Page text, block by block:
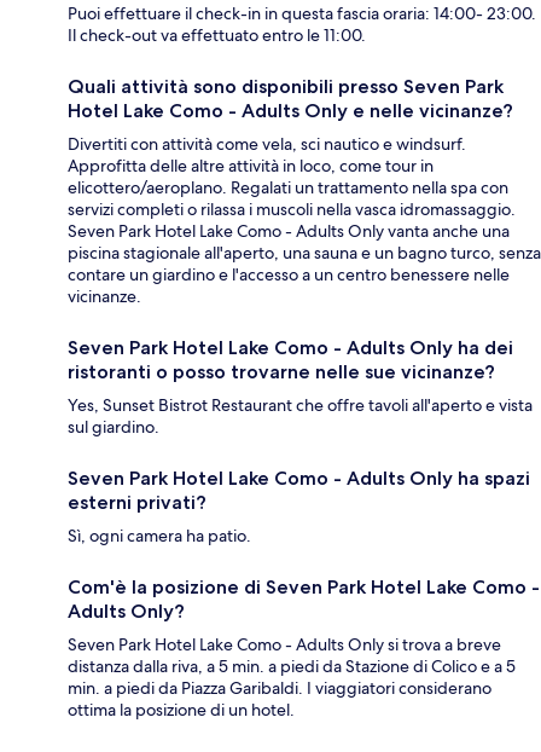
Puoi effettuare il check-in in questa fascia oraria: 14:00- 23:00.
Il check-out va effettuato entro le 11:00.
Quali attività sono disponibili presso Seven Park
Hotel Lake Como - Adults Only e nelle vicinanze?
Divertiti con attività come vela, sci nautico e windsurf.
Approfitta delle altre attività in loco, come tour in
elicottero/aeroplano. Regalati un trattamento nella spa con
servizi completi o rilassa i muscoli nella vasca idromassaggio.
Seven Park Hotel Lake Como - Adults Only vanta anche una
piscina stagionale all'aperto, una sauna e un bagno turco, senza
contare un giardino e l'accesso a un centro benessere nelle
vicinanze.
Seven Park Hotel Lake Como - Adults Only ha dei
ristoranti o posso trovarne nelle sue vicinanze?
Yes, Sunset Bistrot Restaurant che offre tavoli all'aperto e vista
sul giardino.
Seven Park Hotel Lake Como - Adults Only ha spazi
esterni privati?
Sì, ogni camera ha patio.
Com'è la posizione di Seven Park Hotel Lake Como -
Adults Only?
Seven Park Hotel Lake Como - Adults Only si trova a breve
distanza dalla riva, a 5 min. a piedi da Stazione di Colico e a 5
min. a piedi da Piazza Garibaldi. I viaggiatori considerano
ottima la posizione di un hotel.